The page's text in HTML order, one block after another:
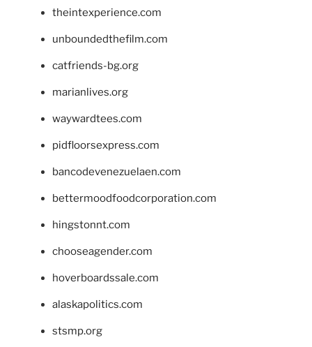
theintexperience.com
unboundedthefilm.com
catfriends-bg.org
marianlives.org
waywardtees.com
pidfloorsexpress.com
bancodevenezuelaen.com
bettermoodfoodcorporation.com
hingstonnt.com
chooseagender.com
hoverboardssale.com
alaskapolitics.com
stsmp.org